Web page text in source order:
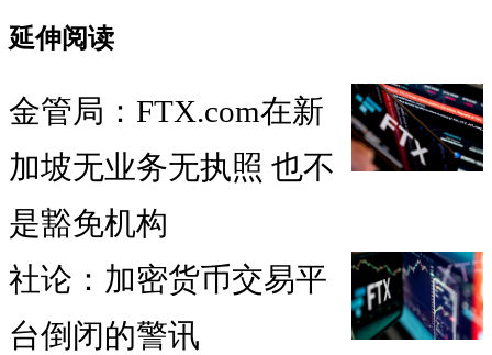
延伸阅读
金管局：FTX.com在新
加坡无业务无执照 也不
是豁免机构
社论：加密货币交易平
台倒闭的警讯